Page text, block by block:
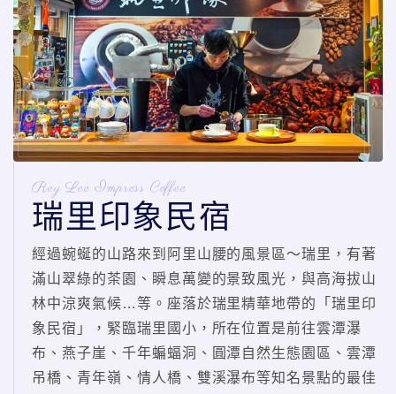
Rey Lee Impress Coffee
瑞里印象民宿
經過蜿蜒的山路來到阿里山腰的風景區～瑞里，有著
滿山翠綠的茶園、瞬息萬變的景致風光，與高海拔山
林中涼爽氣候…等。座落於瑞里精華地帶的「瑞里印
象民宿」，緊臨瑞里國小，所在位置是前往雲潭瀑
布、燕子崖、千年蝙蝠洞、圓潭自然生態園區、雲潭
吊橋、青年嶺、情人橋、雙溪瀑布等知名景點的最佳